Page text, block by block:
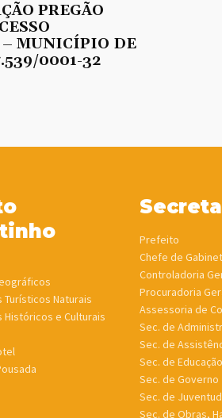
PREGÃO
MUNICÍPIO DE
0001-32
Naturais
Históricos e Culturais
Prefeito
Chefe de
Controladoria
Procuradoria
Assessoria de
Sec. de
Sec. de
Sec. de Educação
Sec. de Governo
Sec. de
Sec. de Obras,